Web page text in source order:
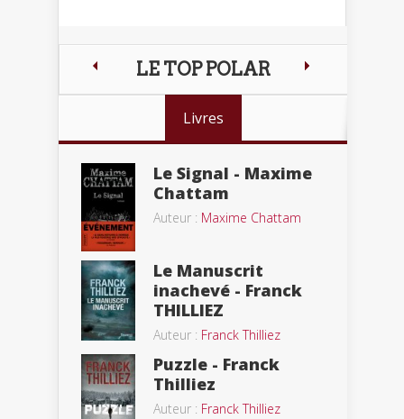
LE TOP POLAR
Livres
Le Signal - Maxime
Chattam
Auteur : Maxime Chattam
Le Manuscrit
inachevé - Franck
THILLIEZ
Auteur : Franck Thilliez
Puzzle - Franck
Thilliez
Auteur : Franck Thilliez